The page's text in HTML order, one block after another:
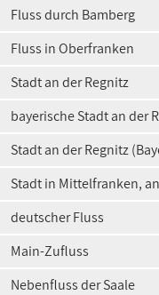
Fluss durch Bamberg
Fluss in Oberfranken
Stadt an der Regnitz
bayerische Stadt an der
Stadt an der Regnitz
Stadt in Mittelfranken,
deutscher Fluss
Main-Zufluss
Nebenfluss der Saale